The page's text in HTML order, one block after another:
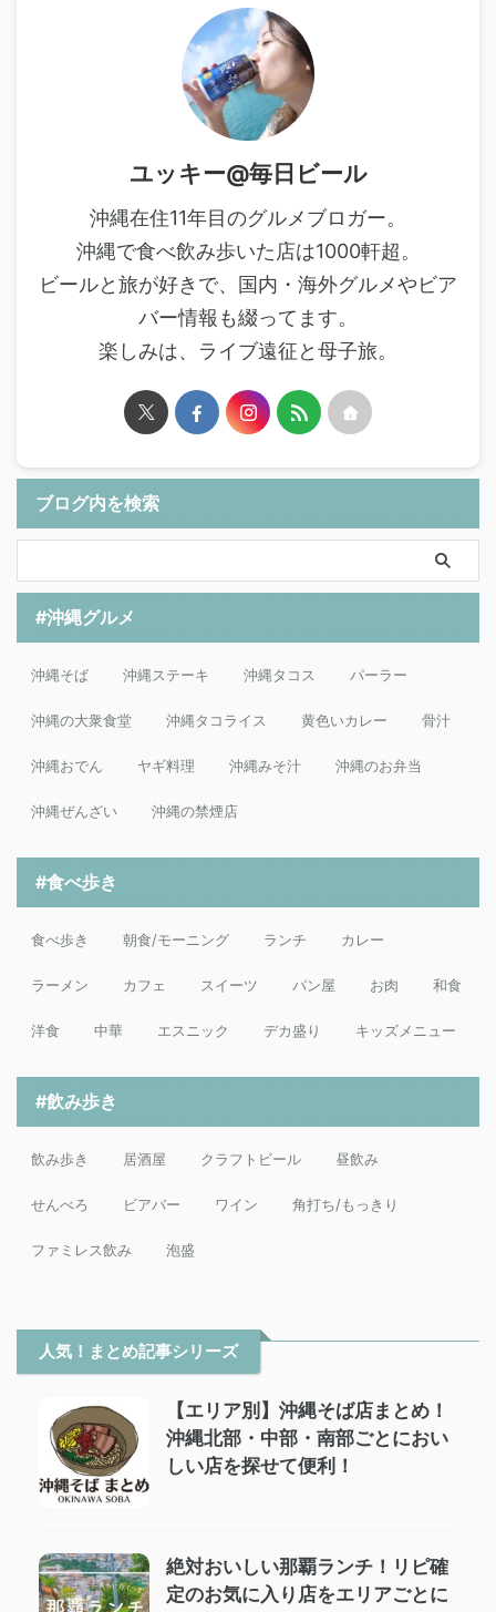
ユッキー@毎日ビール
沖縄在住11年目のグルメブロガー。
沖縄で食べ飲み歩いた店は1000軒超。
ビールと旅が好きで、国内・海外グルメやビア
バー情報も綴ってます。
楽しみは、ライブ遠征と母子旅。
ブログ内を検索
#沖縄グルメ
沖縄そば 沖縄ステーキ 沖縄タコス パーラー
沖縄の大衆食堂 沖縄タコライス 黄色いカレー 骨汁
沖縄おでん ヤギ料理 沖縄みそ汁 沖縄のお弁当
沖縄ぜんざい 沖縄の禁煙店
#食べ歩き
食べ歩き 朝食/モーニング ランチ カレー
ラーメン カフェ スイーツ パン屋 お肉 和食
洋食 中華 エスニック デカ盛り キッズメニュー
#飲み歩き
飲み歩き 居酒屋 クラフトビール 昼飲み
せんべろ ビアバー ワイン 角打ち/もっきり
ファミレス飲み 泡盛
人気！まとめ記事シリーズ
【エリア別】沖縄そば店まとめ！
沖縄北部・中部・南部ごとにおい
しい店を探せて便利！
絶対おいしい那覇ランチ！リピ確
定のお気に入り店をエリアごとに